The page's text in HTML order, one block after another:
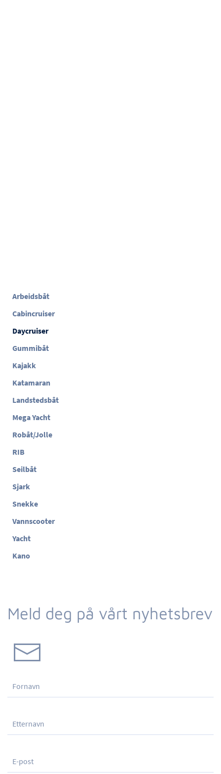
Arbeidsbåt
Cabincruiser
Daycruiser
Gummibåt
Kajakk
Katamaran
Landstedsbåt
Mega Yacht
Robåt/Jolle
RIB
Seilbåt
Sjark
Snekke
Vannscooter
Yacht
Kano
Meld deg på vårt nyhetsbrev